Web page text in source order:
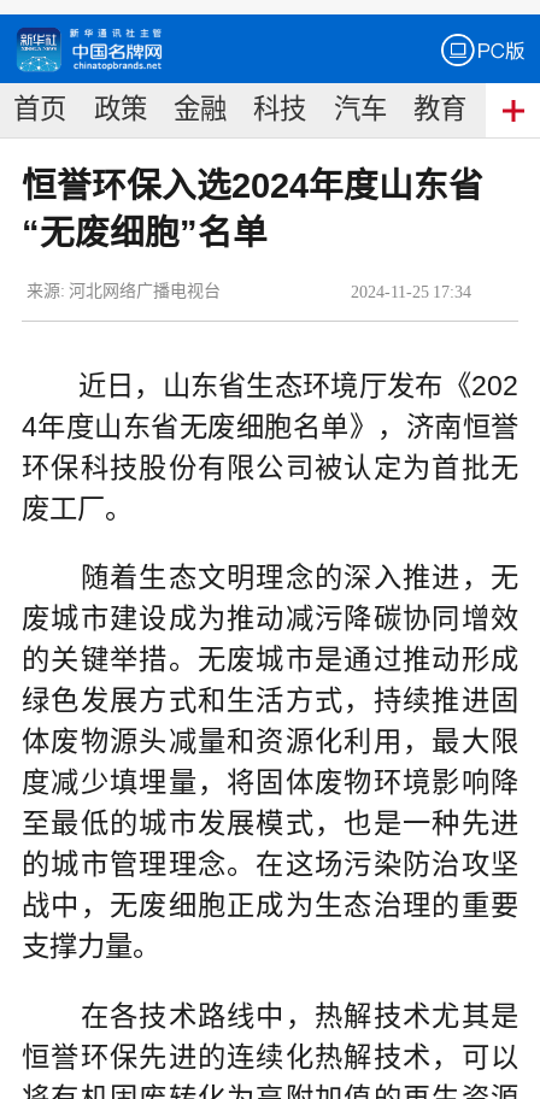
首页 政策 金融 科技 汽车 教育 食
恒誉环保入选2024年度山东省
“无废细胞”名单
2024-11-25 17:34
来源: 河北网络广播电视台
近日，山东省生态环境厅发布《202
4年度山东省无废细胞名单》，济南恒誉
环保科技股份有限公司被认定为首批无
废工厂。
随着生态文明理念的深入推进，无
废城市建设成为推动减污降碳协同增效
的关键举措。无废城市是通过推动形成
绿色发展方式和生活方式，持续推进固
体废物源头减量和资源化利用，最大限
度减少填埋量，将固体废物环境影响降
至最低的城市发展模式，也是一种先进
的城市管理理念。在这场污染防治攻坚
战中，无废细胞正成为生态治理的重要
支撑力量。
在各技术路线中，热解技术尤其是
恒誉环保先进的连续化热解技术，可以